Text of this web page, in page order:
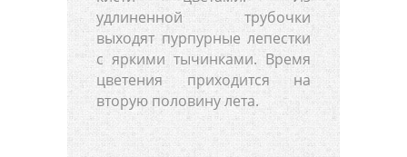
удлиненной трубочки
выходят пурпурные лепестки
с яркими тычинками. Время
цветения приходится на
вторую половину лета.